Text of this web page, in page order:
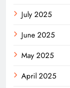
July 2025
June 2025
May 2025
April 2025